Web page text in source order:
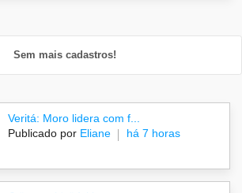
Sem mais cadastros!
Veritá: Moro lidera com f...
Publicado por Eliane há 7 horas